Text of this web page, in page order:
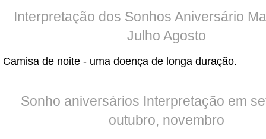
Interpretação dos Sonhos Aniversário
Julho Agosto
Camisa de noite - uma doença de longa duração.
Sonho aniversários Interpretação em
outubro, novembro